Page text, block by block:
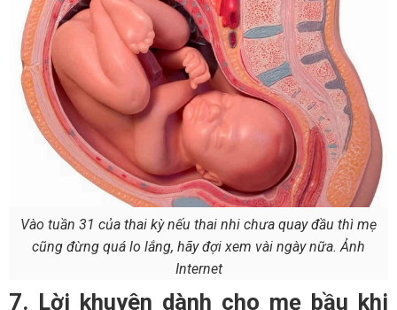
Vào tuần 31 của thai kỳ nếu thai nhi chưa quay đầu thì mẹ
cũng đừng quá lo lắng, hãy đợi xem vài ngày nữa. Ảnh
Internet
7. Lời khuyên dành cho mẹ bầu khi